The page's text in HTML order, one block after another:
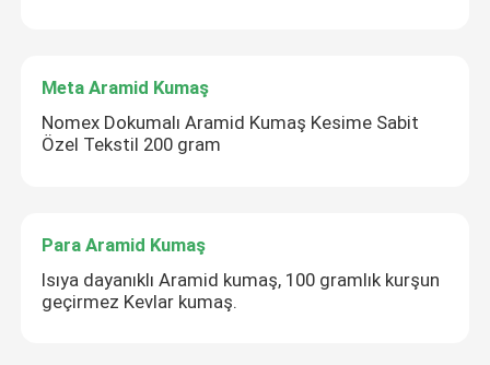
Meta Aramid Kumaş
Nomex Dokumalı Aramid Kumaş Kesime Sabit
Özel Tekstil 200 gram
Para Aramid Kumaş
Isıya dayanıklı Aramid kumaş, 100 gramlık kurşun
geçirmez Kevlar kumaş.